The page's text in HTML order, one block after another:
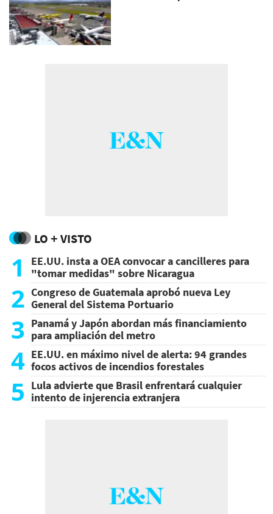
LO + VISTO
1
EE.UU. insta a OEA convocar a cancilleres para
"tomar medidas" sobre Nicaragua
2 Congreso de Guatemala aprobó nueva Ley
General del Sistema Portuario
3 Panamá y Japón abordan más financiamiento
para ampliación del metro
4 EE.UU. en máximo nivel de alerta: 94 grandes
focos activos de incendios forestales
5 Lula advierte que Brasil enfrentará cualquier
intento de injerencia extranjera